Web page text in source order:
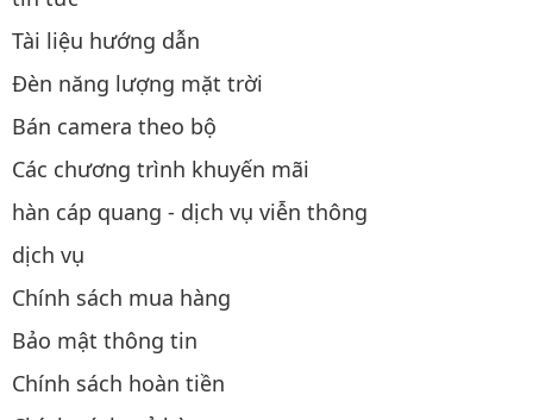
Tài liệu hướng dẫn
Đèn năng lượng mặt trời
Bán camera theo bộ
Các chương trình khuyến mãi
hàn cáp quang - dịch vụ viễn thông
dịch vụ
Chính sách mua hàng
Bảo mật thông tin
Chính sách hoàn tiền